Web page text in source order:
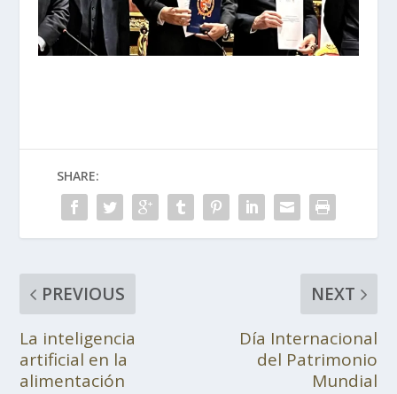
SHARE:
PREVIOUS
La inteligencia
artificial en la
alimentación
NEXT
Día Internacional
del Patrimonio
Mundial